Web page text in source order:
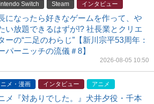
Switch
Steam インタビュー
になったら好きなゲームを作って、や
い放題できるはずが!? 社長業とクリエ
ーの“二足のわらじ”【新川宗平53周年：
パーニッチの流儀＃8】
2026-08-05 10:50
メ・漫画 インタビュー アニメ
メ『対ありでした。』犬井夕役・千本